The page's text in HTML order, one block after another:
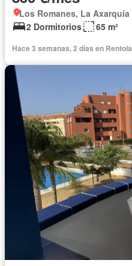
Los Romanes, La Axarquía
2 Dormitorios
65 m²
Hace 3 semanas, 2 días en Rentola